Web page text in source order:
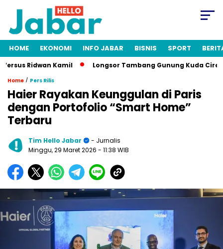
HOME EKONOMI INFO JABAR BISNIS SPORT
Ridwan Kamil Longsor Tambang Gunung Kuda Cirebon:
Home / Pers Rilis
Haier Rayakan Keunggulan di Paris
dengan Portofolio “Smart Home”
Terbaru
Tim Hello Jabar
- Jurnalis
Minggu, 29 Maret 2026 - 11:38 WIB